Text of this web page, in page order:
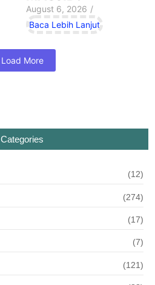
August 6, 2026 /
Baca Lebih Lanjut
Load More
Categories
(12)
(274)
(17)
(7)
(121)